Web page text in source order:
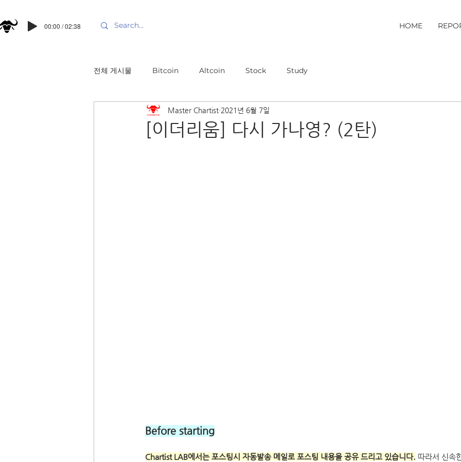
HOME
00:00 / 02:38
전체 게시물 Bitcoin Altcoin Stock Study
[이더리움] 다시 가나영? (2탄)
Master Chartist 2021년 6월 7일
Before starting
Chartist LAB에서는 포스팅시 자동발송 메일로 포스팅 내용을 공유 드리고 있습니다. 따라서 신속